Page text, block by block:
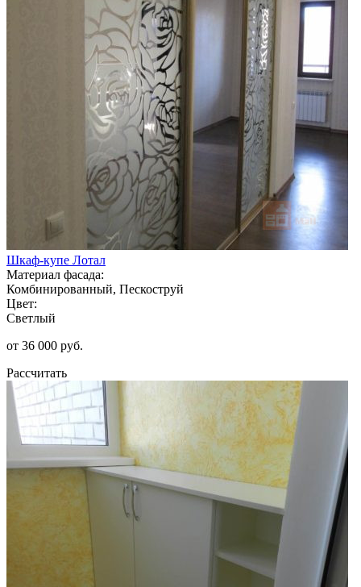
Шкаф-купе Лотал
Материал фасада:
Комбинированный, Пескоструй
Цвет:
Светлый
от 36 000 руб.
Рассчитать